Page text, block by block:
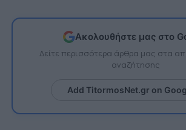
Ακολουθήστε μας στο
Δείτε περισσότερα άρθρα μας στα
αναζήτησης
Add TitormosNet.gr on